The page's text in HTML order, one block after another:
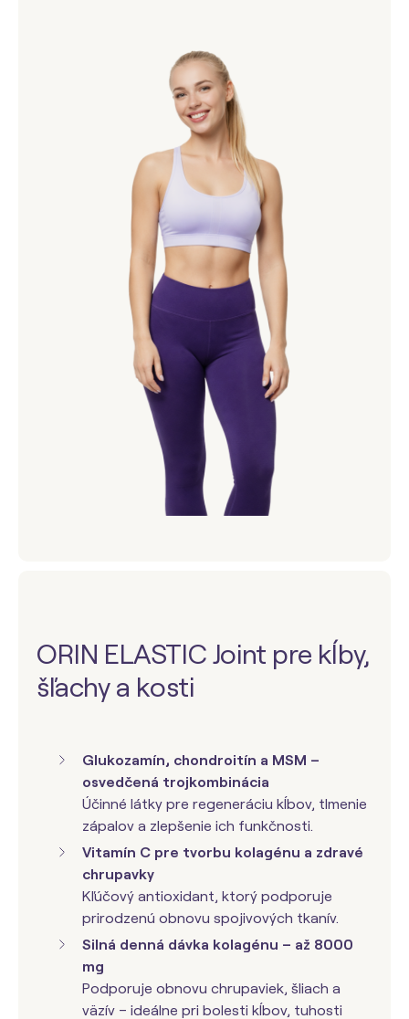
ORIN ELASTIC Joint pre kĺby,
šľachy a kosti
Glukozamín, chondroitín a MSM –
osvedčená trojkombinácia
Účinné látky pre regeneráciu kĺbov, tlmenie
zápalov a zlepšenie ich funkčnosti.
Vitamín C pre tvorbu kolagénu a zdravé
chrupavky
Kľúčový antioxidant, ktorý podporuje
prirodzenú obnovu spojivových tkanív.
Silná denná dávka kolagénu – až 8000
mg
Podporuje obnovu chrupaviek, šliach a
väzív – ideálne pri bolesti kĺbov, tuhosti